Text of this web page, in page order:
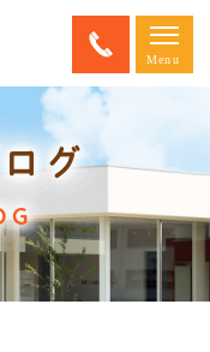
グ